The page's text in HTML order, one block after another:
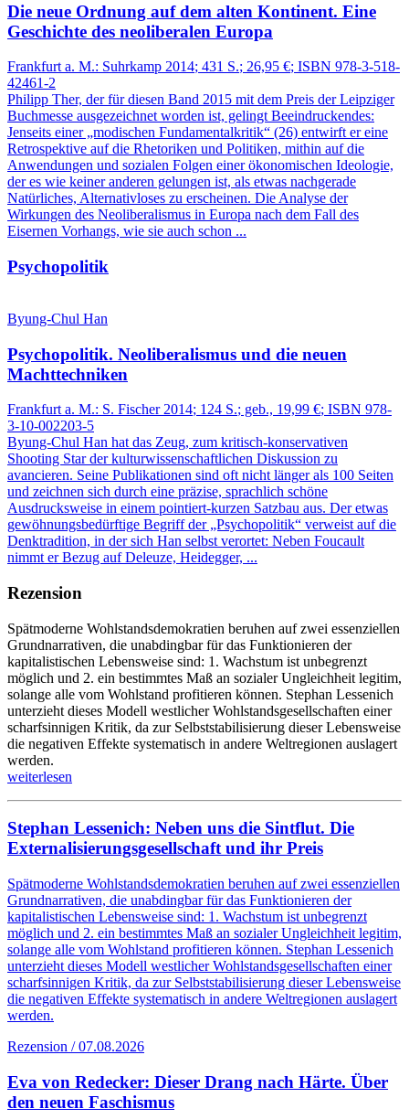
Die neue Ordnung auf dem alten Kontinent. Eine
Geschichte des neoliberalen Europa
Frankfurt a. M.: Suhrkamp 2014; 431 S.; 26,95 €; ISBN 978-3-518-
42461-2
Philipp Ther, der für diesen Band 2015 mit dem Preis der Leipziger
Buchmesse ausgezeichnet worden ist, gelingt Beeindruckendes:
Jenseits einer „modischen Fundamentalkritik“ (26) entwirft er eine
Retrospektive auf die Rhetoriken und Politiken, mithin auf die
Anwendungen und sozialen Folgen einer ökonomischen Ideologie,
der es wie keiner anderen gelungen ist, als etwas nachgerade
Natürliches, Alternativloses zu erscheinen. Die Analyse der
Wirkungen des Neoliberalismus in Europa nach dem Fall des
Eisernen Vorhangs, wie sie auch schon ...
Psychopolitik
Byung-Chul Han
Psychopolitik. Neoliberalismus und die neuen
Machttechniken
Frankfurt a. M.: S. Fischer2014; 124 S.; geb., 19,99 €; ISBN 978-
3-10-002203-5
Byung‑Chul Han hat das Zeug, zum kritisch‑konservativen
Shooting Star der kulturwissenschaftlichen Diskussion zu
avancieren. Seine Publikationen sind oft nicht länger als 100 Seiten
und zeichnen sich durch eine präzise, sprachlich schöne
Ausdrucksweise in einem pointiert‑kurzen Satzbau aus. Der etwas
gewöhnungsbedürftige Begriff der „Psychopolitik“ verweist auf die
Denktradition, in der sich Han selbst verortet: Neben Foucault
nimmt er Bezug auf Deleuze, Heidegger, ...
Rezension
Spätmoderne Wohlstandsdemokratien beruhen auf zwei essenziellen
Grundnarrativen, die unabdingbar für das Funktionieren der
kapitalistischen Lebensweise sind: 1. Wachstum ist unbegrenzt
möglich und 2. ein bestimmtes Maß an sozialer Ungleichheit legitim,
solange alle vom Wohlstand profitieren können. Stephan Lessenich
unterzieht dieses Modell westlicher Wohlstandsgesellschaften einer
scharfsinnigen Kritik, da zur Selbststabilisierung dieser Lebensweise
die negativen Effekte systematisch in andere Weltregionen auslagert
werden.
weiterlesen
Stephan Lessenich: Neben uns die Sintflut. Die
Externalisierungsgesellschaft und ihr Preis
Spätmoderne Wohlstandsdemokratien beruhen auf zwei essenziellen
Grundnarrativen, die unabdingbar für das Funktionieren der
kapitalistischen Lebensweise sind: 1. Wachstum ist unbegrenzt
möglich und 2. ein bestimmtes Maß an sozialer Ungleichheit legitim,
solange alle vom Wohlstand profitieren können. Stephan Lessenich
unterzieht dieses Modell westlicher Wohlstandsgesellschaften einer
scharfsinnigen Kritik, da zur Selbststabilisierung dieser Lebensweise
die negativen Effekte systematisch in andere Weltregionen auslagert
werden.
Rezension / 07.08.2026
Eva von Redecker: Dieser Drang nach Härte. Über
den neuen Faschismus